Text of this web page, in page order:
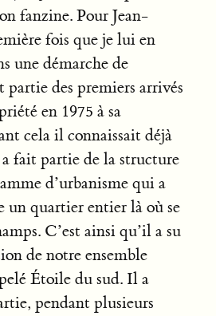
fanzine. Pour Jean-
fois que je lui en
une démarche de
des premiers arrivés
en 1975 à sa
cela il connaissait déjà
fait partie de la structure
d’urbanisme qui a
un quartier entier là où se
C’est ainsi qu’il a su
de notre ensemble
Étoile du sud. Il a
pendant plusieurs